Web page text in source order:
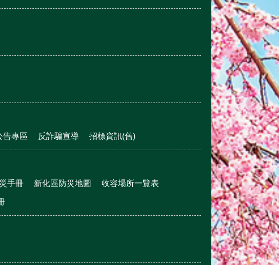
告專區 反詐騙宣導 招標資訊(舊)
手冊 新化區防災地圖 收容場所一覽表